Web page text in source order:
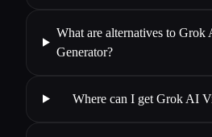
What are alternatives to Grok
Generator?
Where can I get Grok AI